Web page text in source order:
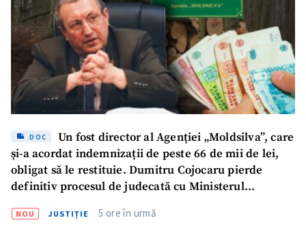
DOC
Un fost director al Agenției „Moldsilva”, care
și-a acordat indemnizații de peste 66 de mii de lei,
obligat să le restituie. Dumitru Cojocaru pierde
definitiv procesul de judecată cu Ministerul
NOU JUSTIȚIE 5 ore în urmă
Nume+ Numele meu
Email+ Emailul meu
Telefon
+ Telefon personal
Am citit și sunt de
acord cupolitica de
confidențialitate.